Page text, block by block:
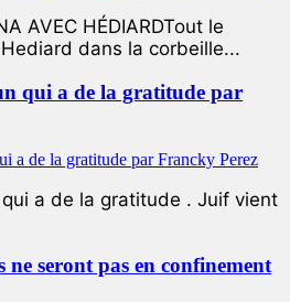
AVEC HÉDIARDTout le
dans la corbeille...
qui a de la gratitude par
qui a de la gratitude . Juif vient
ne seront pas en confinement